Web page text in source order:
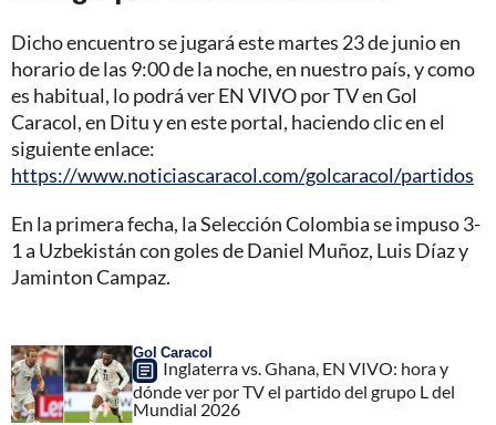
Dicho encuentro se jugará este martes 23 de junio en
horario de las 9:00 de la noche, en nuestro país, y como
es habitual, lo podrá ver EN VIVO por TV en Gol
Caracol, en Ditu y en este portal, haciendo clic en el
siguiente enlace:
https://www.noticiascaracol.com/golcaracol/partidos
En la primera fecha, la Selección Colombia se impuso 3-
1 a Uzbekistán con goles de Daniel Muñoz, Luis Díaz y
Jaminton Campaz.
Gol Caracol
Inglaterra vs. Ghana, EN VIVO: hora y
dónde ver por TV el partido del grupo L del
Mundial 2026